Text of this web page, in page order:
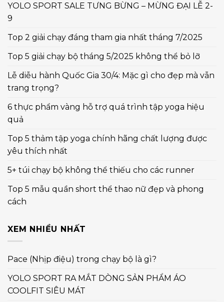
YOLO SPORT SALE TƯNG BỪNG – MỪNG ĐẠI LỄ 2-
9
Top 2 giải chạy đáng tham gia nhất tháng 7/2025
Top 5 giải chạy bộ tháng 5/2025 không thể bỏ lỡ
Lễ diễu hành Quốc Gia 30/4: Mặc gì cho đẹp mà vẫn
trang trọng?
6 thực phẩm vàng hỗ trợ quá trình tập yoga hiệu
quả
Top 5 thảm tập yoga chính hãng chất lượng được
yêu thích nhất
5+ túi chạy bộ không thể thiếu cho các runner
Top 5 mẫu quần short thể thao nữ đẹp và phong
cách
XEM NHIỀU NHẤT
Pace (Nhịp điệu) trong chạy bộ là gì?
YOLO SPORT RA MẮT DÒNG SẢN PHẨM ÁO
COOLFIT SIÊU MÁT